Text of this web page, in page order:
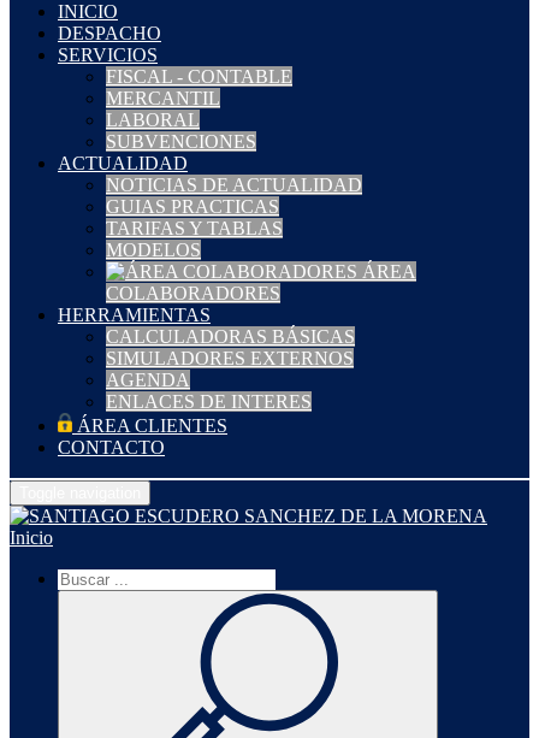
INICIO
DESPACHO
SERVICIOS
FISCAL - CONTABLE
MERCANTIL
LABORAL
SUBVENCIONES
ACTUALIDAD
NOTICIAS DE ACTUALIDAD
GUIAS PRACTICAS
TARIFAS Y TABLAS
MODELOS
ÁREA
COLABORADORES
HERRAMIENTAS
CALCULADORAS BÁSICAS
SIMULADORES EXTERNOS
AGENDA
ENLACES DE INTERES
ÁREA CLIENTES
CONTACTO
Inicio